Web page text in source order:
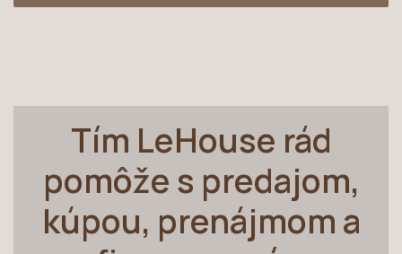
Tím LeHouse rád
pomôže s predajom,
kúpou, prenájmom a